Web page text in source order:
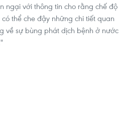
ngại với thông tin cho rằng chế độ
có thể che đậy những chi tiết quan
về sự bùng phát dịch bệnh ở nước